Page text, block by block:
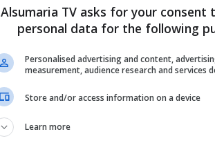
Alsumaria TV asks for your consent
personal data for the following
Personalised advertising and content,
measurement, audience research and services
Store and/or access information on a device
Learn more